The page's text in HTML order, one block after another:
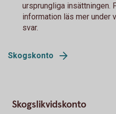
ursprungliga insättningen.
information läs mer under
svar.
Skogskonto
Skogslikvidskonto